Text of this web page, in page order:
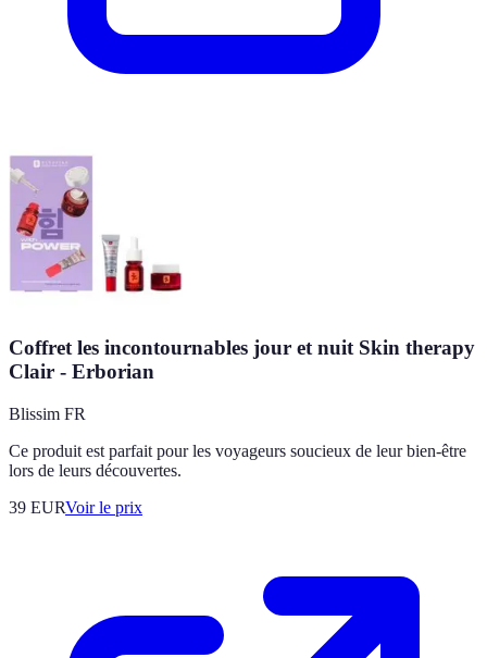
Coffret les incontournables jour et nuit Skin therapy
Clair - Erborian
Blissim FR
Ce produit est parfait pour les voyageurs soucieux de leur bien-être
lors de leurs découvertes.
39 EURVoir le prix